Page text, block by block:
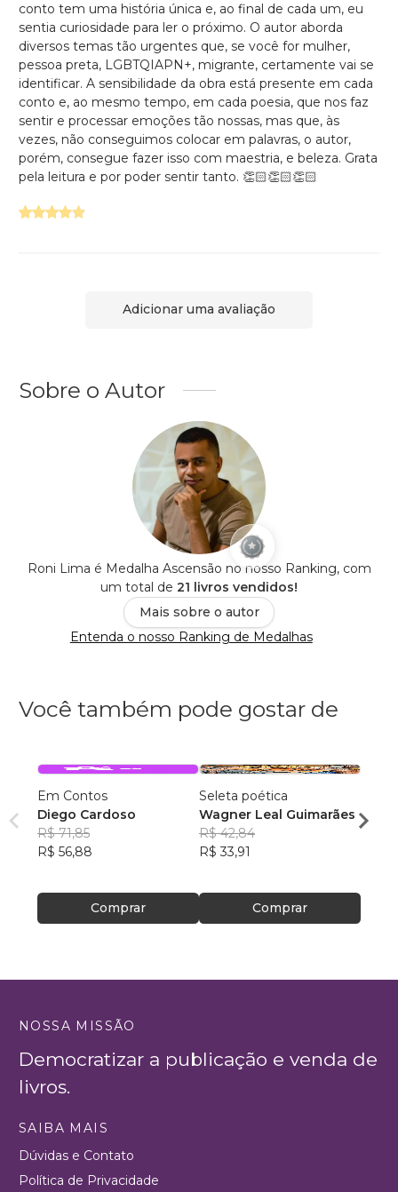
conto tem uma história única e, ao final de cada um, eu
sentia curiosidade para ler o próximo. O autor aborda
diversos temas tão urgentes que, se você for mulher,
pessoa preta, LGBTQIAPN+, migrante, certamente vai se
identificar. A sensibilidade da obra está presente em cada
conto e, ao mesmo tempo, em cada poesia, que nos faz
sentir e processar emoções tão nossas, mas que, às
vezes, não conseguimos colocar em palavras, o autor,
porém, consegue fazer isso com maestria, e beleza. Grata
pela leitura e por poder sentir tanto. 👏🏻👏🏻👏🏻
Adicionar uma avaliação
Sobre o Autor
Roni Lima é Medalha Ascensão no nosso Ranking, com
um total de 21 livros vendidos!
Mais sobre o autor
Entenda o nosso Ranking de Medalhas
Você também pode gostar de
Em Contos
Diego Cardoso
R$ 71,85
R$ 56,88
Comprar
Seleta poética
Wagner Leal Guimarães
R$ 42,84
R$ 33,91
Comprar
ainda
Carla
NOSSA MISSÃO
Democratizar a publicação e venda de
livros.
SAIBA MAIS
Dúvidas e Contato
Política de Privacidade